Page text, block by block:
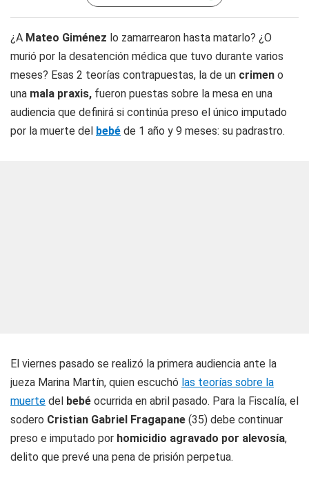
¿A Mateo Giménez lo zamarrearon hasta matarlo? ¿O
murió por la desatención médica que tuvo durante varios
meses? Esas 2 teorías contrapuestas, la de un crimen o
una mala praxis, fueron puestas sobre la mesa en una
audiencia que definirá si continúa preso el único imputado
por la muerte del bebé de 1 año y 9 meses: su padrastro.
El viernes pasado se realizó la primera audiencia ante la
jueza Marina Martín, quien escuchó las teorías sobre la
muerte del bebé ocurrida en abril pasado. Para la Fiscalía, el
sodero Cristian Gabriel Fragapane (35) debe continuar
preso e imputado por homicidio agravado por alevosía,
delito que prevé una pena de prisión perpetua.